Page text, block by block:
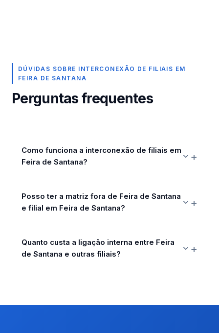
DÚVIDAS SOBRE INTERCONEXÃO DE FILIAIS EM
FEIRA DE SANTANA
Perguntas frequentes
Como funciona a interconexão de filiais em
Feira de Santana?
Posso ter a matriz fora de Feira de Santana
e filial em Feira de Santana?
Quanto custa a ligação interna entre Feira
de Santana e outras filiais?